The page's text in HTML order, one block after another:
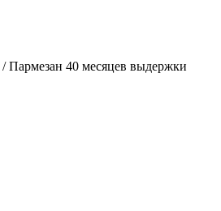
/ Пармезан 40 месяцев выдержки